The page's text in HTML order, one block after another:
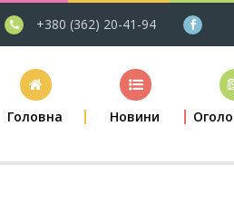
+380 (362) 20-41-94
Головна Новини